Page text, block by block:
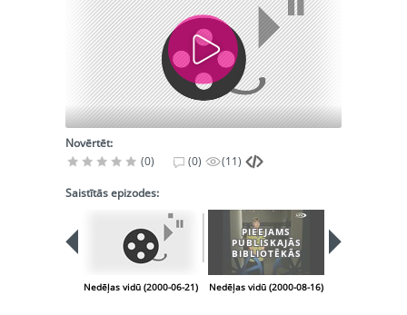
Novērtēt:
(0)
(0) (11)
Saistītās epizodes:
Nedēļas vidū (2000-06-21)
PIEEJAMS
PUBLISKAJĀS
BIBLIOTĒKĀS
Nedēļas vidū (2000-08-16)